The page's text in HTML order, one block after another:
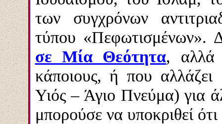
των συγχρόνων
τύπου «Πεφωτισμένων».
σε Μία Θεότητα, αλλά
κάποιους, ή που
Υιός – Άγιο Πνεύμα) για
μπορούσε να υποκριθεί